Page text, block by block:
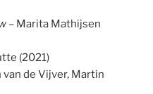
– Marita Mathijsen
(2021)
van de Vijver, Martin